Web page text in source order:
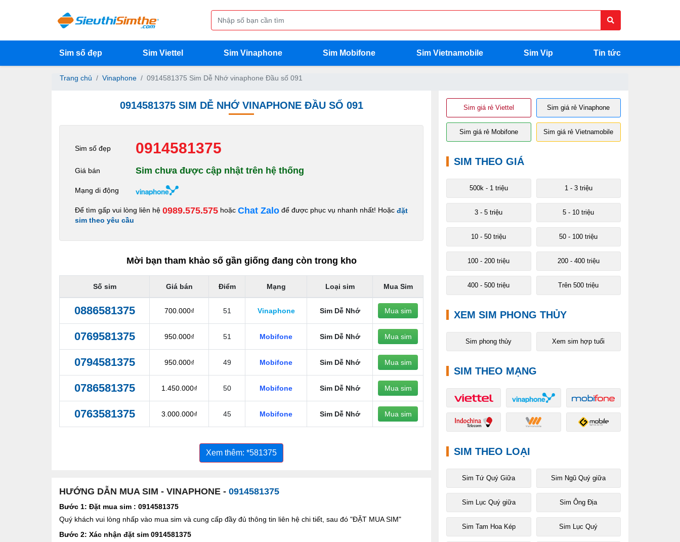
Sim số đẹp Sim Viettel Sim Vinaphone Sim Mobifone Sim Vietnamobile Sim Vip Tin tức
Trang chủ Vinaphone 0914581375 Sim Dễ Nhớ vinaphone Đầu số 091
0914581375 SIM DỄ NHỚ VINAPHONE ĐẦU SỐ 091
Sim số đẹp 0914581375
Giá bán Sim chưa được cập nhật trên hệ thống
Mạng di động
Để tìm gấp vui lòng liên hệ 0989.575.575 hoặc Chat Zalo để được phục vụ nhanh nhất! Hoặc đặt
sim theo yêu cầu
Mời bạn tham khảo số gần giống đang còn trong kho
Số sim Giá bán Điểm Mạng Loại sim Mua Sim
0886581375 700.000₫ 51 Vinaphone Sim Dễ Nhớ Mua sim
0769581375 950.000₫ 51 Mobifone Sim Dễ Nhớ Mua sim
0794581375 950.000₫ 49 Mobifone Sim Dễ Nhớ Mua sim
0786581375 1.450.000₫ 50 Mobifone Sim Dễ Nhớ Mua sim
0763581375 3.000.000₫ 45 Mobifone Sim Dễ Nhớ Mua sim
Xem thêm: *581375
HƯỚNG DẪN MUA SIM - VINAPHONE - 0914581375
Bước 1: Đặt mua sim : 0914581375
Quý khách vui lòng nhấp vào mua sim và cung cấp đầy đủ thông tin liên hệ chi tiết, sau đó "ĐẶT MUA SIM"
Bước 2: Xác nhận đặt sim 0914581375
Sim giá rẻ Viettel Sim giá rẻ Vinaphone
Sim giá rẻ Mobifone Sim giá rẻ Vietnamobile
SIM THEO GIÁ
500k - 1 triệu 1 - 3 triệu
3 - 5 triệu 5 - 10 triệu
10 - 50 triệu 50 - 100 triệu
100 - 200 triệu 200 - 400 triệu
400 - 500 triệu Trên 500 triệu
XEM SIM PHONG THỦY
Sim phong thủy Xem sim hợp tuổi
SIM THEO MẠNG
SIM THEO LOẠI
Sim Tứ Quý Giữa Sim Ngũ Quý giữa
Sim Lục Quý giữa Sim Ông Địa
Sim Tam Hoa Kép Sim Lục Quý